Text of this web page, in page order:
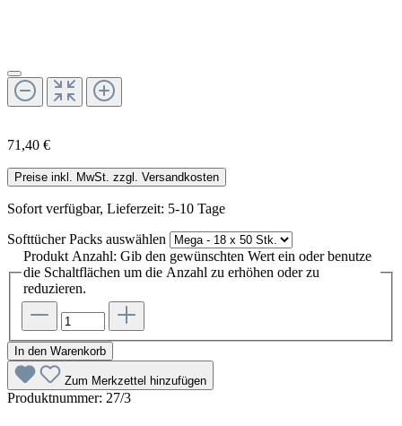
71,40 €
Preise inkl. MwSt. zzgl. Versandkosten
Sofort verfügbar, Lieferzeit: 5-10 Tage
Softtücher Packs auswählen
Produkt Anzahl: Gib den gewünschten Wert ein oder benutze
die Schaltflächen um die Anzahl zu erhöhen oder zu
reduzieren.
In den Warenkorb
Zum Merkzettel hinzufügen
Produktnummer: 27/3